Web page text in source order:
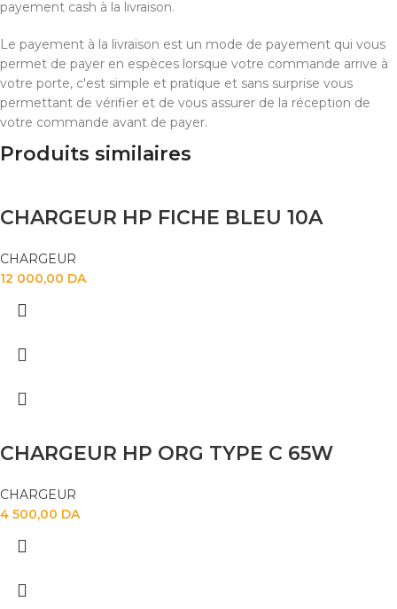
payement cash à la livraison.
Le payement à la livraison est un mode de payement qui vous
permet de payer en espèces lorsque votre commande arrive à
votre porte, c'est simple et pratique et sans surprise vous
permettant de vérifier et de vous assurer de la réception de
votre commande avant de payer.
Produits similaires
CHARGEUR HP FICHE BLEU 10A
CHARGEUR
12 000,00 DA
CHARGEUR HP ORG TYPE C 65W
CHARGEUR
4 500,00 DA